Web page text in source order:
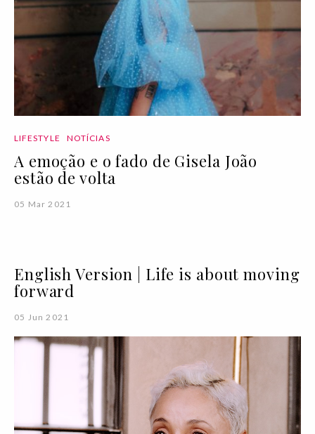
LIFESTYLE NOTÍCIAS
A emoção e o fado de Gisela João
estão de volta
05 Mar 2021
English Version | Life is about moving
forward
05 Jun 2021